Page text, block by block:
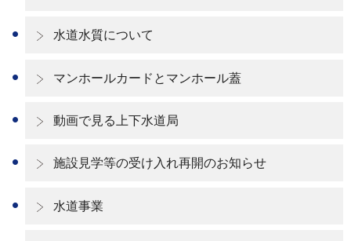
水道水質について
マンホールカードとマンホール蓋
動画で見る上下水道局
施設見学等の受け入れ再開のお知らせ
水道事業